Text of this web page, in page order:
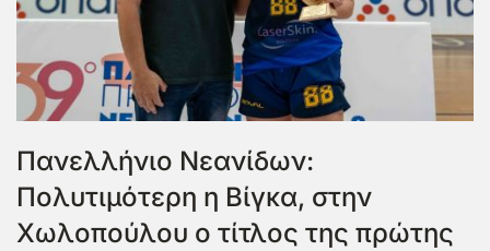
Πανελλήνιο Νεανίδων:
Πολυτιμότερη η Βίγκα, στην
Χωλοπούλου ο τίτλος της πρώτης